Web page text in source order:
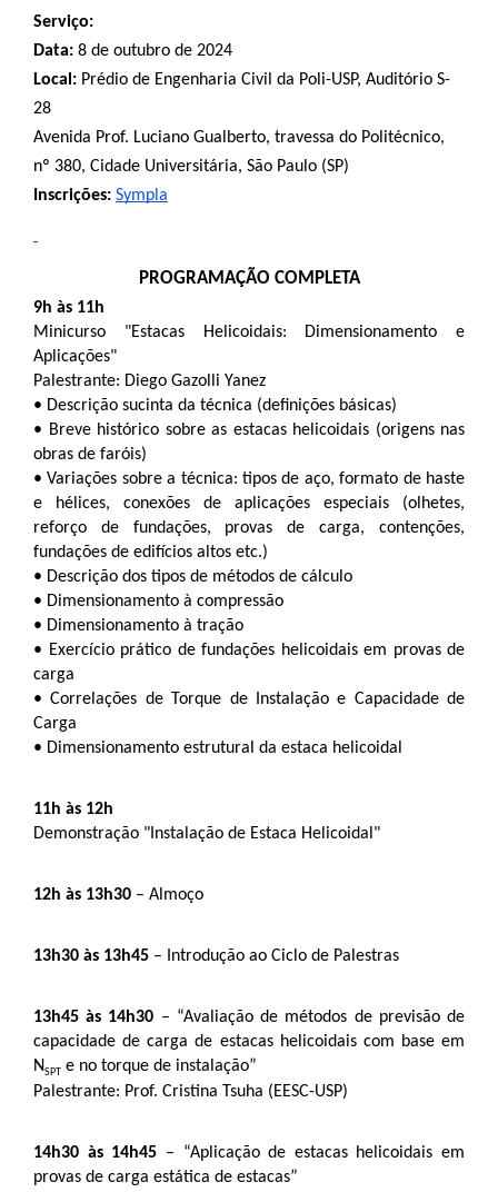
Serviço:
Data: 8 de outubro de 2024
Local: Prédio de Engenharia Civil da Poli-USP, Auditório S-
28
Avenida Prof. Luciano Gualberto, travessa do Politécnico,
nº 380, Cidade Universitária, São Paulo (SP)
Inscrições: Sympla
PROGRAMAÇÃO COMPLETA
9h às 11h
Minicurso "Estacas Helicoidais: Dimensionamento e
Aplicações"
Palestrante: Diego Gazolli Yanez
• Descrição sucinta da técnica (definições básicas)
• Breve histórico sobre as estacas helicoidais (origens nas
obras de faróis)
• Variações sobre a técnica: tipos de aço, formato de haste
e hélices, conexões de aplicações especiais (olhetes,
reforço de fundações, provas de carga, contenções,
fundações de edifícios altos etc.)
• Descrição dos tipos de métodos de cálculo
• Dimensionamento à compressão
• Dimensionamento à tração
• Exercício prático de fundações helicoidais em provas de
carga
• Correlações de Torque de Instalação e Capacidade de
Carga
• Dimensionamento estrutural da estaca helicoidal
11h às 12h
Demonstração "Instalação de Estaca Helicoidal"
12h às 13h30 – Almoço
13h30 às 13h45 – Introdução ao Ciclo de Palestras
13h45 às 14h30 – “Avaliação de métodos de previsão de
capacidade de carga de estacas helicoidais com base em
N SPT
e no torque de instalação”
Palestrante: Prof. Cristina Tsuha (EESC-USP)
14h30 às 14h45 – “Aplicação de estacas helicoidais em
provas de carga estática de estacas”